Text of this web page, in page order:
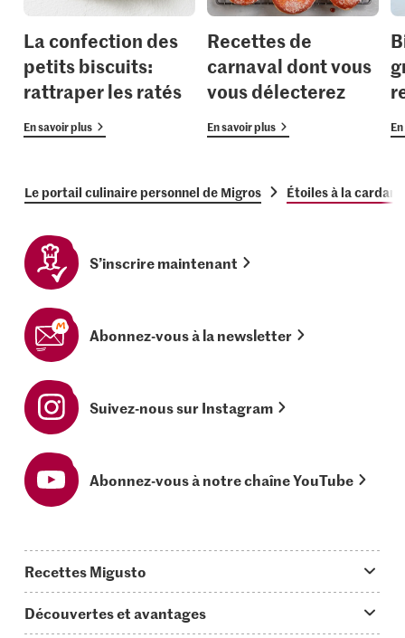
La confection des
petits biscuits:
rattraper les ratés
En savoir plus
Recettes de
carnaval dont vous
vous délecterez
En savoir plus
Le portail culinaire personnel de Migros Étoiles à la
S’inscrire maintenant
Abonnez-vous à la newsletter
Suivez-nous sur Instagram
Abonnez-vous à notre chaîne YouTube
Recettes Migusto
Découvertes et avantages